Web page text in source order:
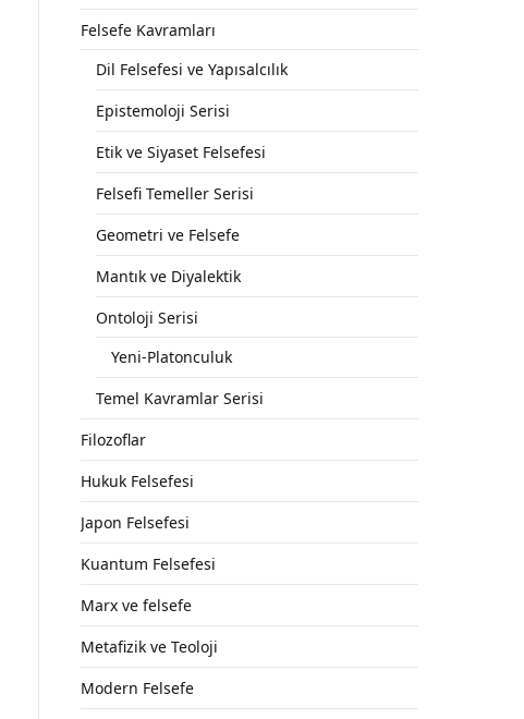
Felsefe Kavramları
Dil Felsefesi ve Yapısalcılık
Epistemoloji Serisi
Etik ve Siyaset Felsefesi
Felsefi Temeller Serisi
Geometri ve Felsefe
Mantık ve Diyalektik
Ontoloji Serisi
Yeni-Platonculuk
Temel Kavramlar Serisi
Filozoflar
Hukuk Felsefesi
Japon Felsefesi
Kuantum Felsefesi
Marx ve felsefe
Metafizik ve Teoloji
Modern Felsefe